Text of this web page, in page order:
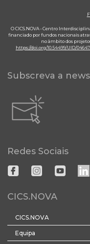
O CICS.NOVA - Centro
financiado por fundos nacionais
no âmbito dos
https://doi.org/10.54499/UID/
Subscreva a
Redes Sociais
CICS.NOVA
CICS.NOVA
Equipa